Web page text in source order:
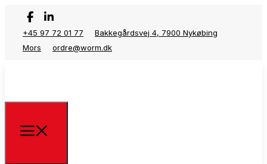
+45 97 72 01 77
Bakkegårdsvej 4, 7900 Nykøbing
Mors
ordre@worm.dk